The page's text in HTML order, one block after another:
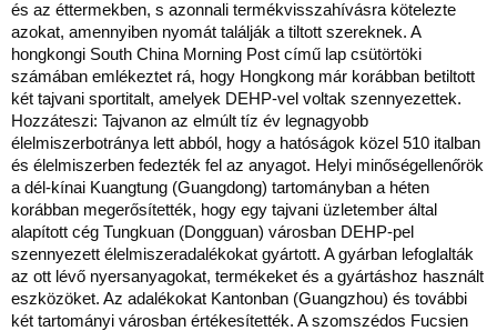
és az éttermekben, s azonnali termékvisszahívásra kötelezte
azokat, amennyiben nyomát találják a tiltott szereknek. A
hongkongi South China Morning Post című lap csütörtöki
számában emlékeztet rá, hogy Hongkong már korábban betiltott
két tajvani sportitalt, amelyek DEHP-vel voltak szennyezettek.
Hozzáteszi: Tajvanon az elmúlt tíz év legnagyobb
élelmiszerbotránya lett abból, hogy a hatóságok közel 510 italban
és élelmiszerben fedezték fel az anyagot. Helyi minőségellenőrök
a dél-kínai Kuangtung (Guangdong) tartományban a héten
korábban megerősítették, hogy egy tajvani üzletember által
alapított cég Tungkuan (Dongguan) városban DEHP-pel
szennyezett élelmiszeradalékokat gyártott. A gyárban lefoglalták
az ott lévő nyersanyagokat, termékeket és a gyártáshoz használt
eszközöket. Az adalékokat Kantonban (Guangzhou) és további
két tartományi városban értékesítették. A szomszédos Fucsien